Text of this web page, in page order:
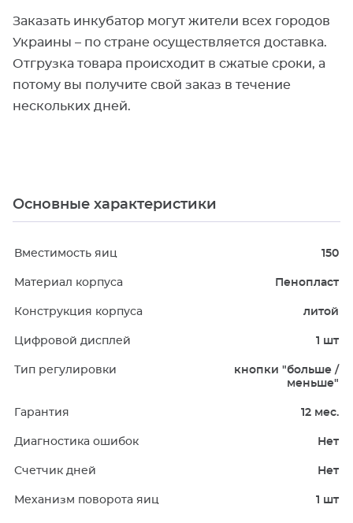
Заказать инкубатор могут жители всех городов
Украины – по стране осуществляется доставка.
Отгрузка товара происходит в сжатые сроки, а
потому вы получите свой заказ в течение
нескольких дней.
Основные характеристики
Вместимость яиц 150
Материал корпуса Пенопласт
Конструкция корпуса литой
Цифровой дисплей 1 шт
Тип регулировки
кнопки "больше /
меньше"
Гарантия 12 мес.
Диагностика ошибок Нет
Счетчик дней Нет
Механизм поворота яиц 1 шт